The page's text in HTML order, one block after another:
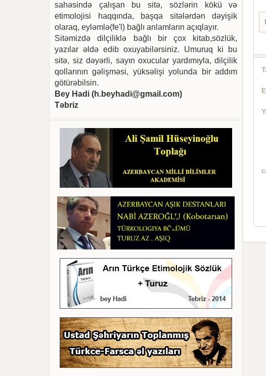
sahəsində çalışan bu sitə, sözlərin kökü və
etimolojisi haqqında, başqa sitələrdən dəyişik
olaraq, eyləmlə(fe'l) bağlı anlamların açıqlayır.
Sitəmizdə dilçiliklə bağlı bir çox kitab,sözlük,
yazılar əldə edib oxuyabilərsiniz. Umuruq ki bu
sitə, siz dəyərli, sayın oxucular yardımıyla, dilçilik
qollarının gəlişməsi, yüksəlişi yolunda bir addım
götürəbilsin.
Bey Hadi (h.beyhadi@gmail.com)
Təbriz